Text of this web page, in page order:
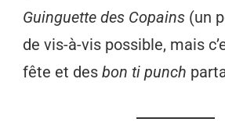
Guinguette des Copains (un
de vis-à-vis possible, mais
fête et des bon ti punch